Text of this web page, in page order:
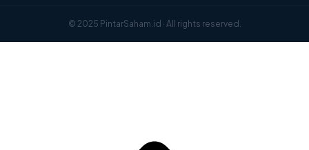
© 2025 PintarSaham.id · All rights reserved.